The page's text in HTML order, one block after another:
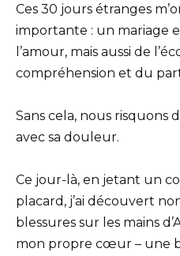
Ces 30 jours étranges
importante : un mariage
l’amour, mais aussi de
compréhension et du
Sans cela, nous risquons
avec sa douleur.
Ce jour-là, en jetant un
placard, j’ai découvert
blessures sur les mains
mon propre cœur – une